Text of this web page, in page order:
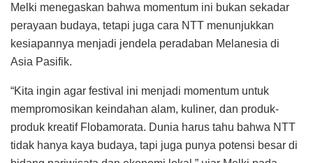
Melki menegaskan bahwa momentum ini bukan sekadar
perayaan budaya, tetapi juga cara NTT menunjukkan
kesiapannya menjadi jendela peradaban Melanesia di
Asia Pasifik.
“Kita ingin agar festival ini menjadi momentum untuk
mempromosikan keindahan alam, kuliner, dan produk-
produk kreatif Flobamorata. Dunia harus tahu bahwa NTT
tidak hanya kaya budaya, tapi juga punya potensi besar di